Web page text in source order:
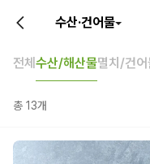
수산·건어물
전체 수산/해산물멸치/건
총 13개